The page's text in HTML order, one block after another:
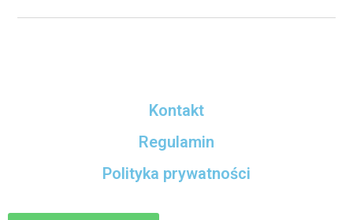
Kontakt
Regulamin
Polityka prywatności